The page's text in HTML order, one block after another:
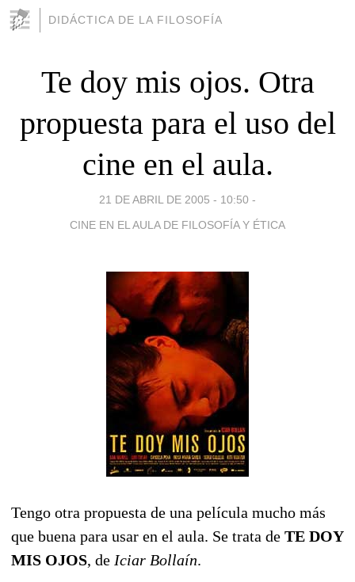
DIDÁCTICA DE LA FILOSOFÍA
Te doy mis ojos. Otra
propuesta para el uso del
cine en el aula.
21 DE ABRIL DE 2005 - 10:50 -
CINE EN EL AULA DE FILOSOFÍA Y ÉTICA
Tengo otra propuesta de una película mucho más
que buena para usar en el aula. Se trata de TE DOY
MIS OJOS, de Iciar Bollaín.